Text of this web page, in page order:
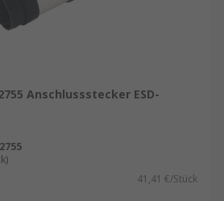
Anschlussstecker ESD-
41,41 €/Stück